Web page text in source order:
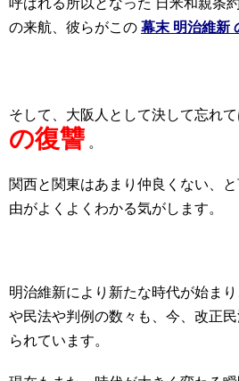
呼ばれる所以となった 日米和親条
の来航、彼らがこの 幕末 明治維新
そして、大阪人として決して忘れ
の復讐 。
関西と関東はあまり仲良くない、
由がよくよくわかる気がします。
明治維新により新たな時代が始ま
や民法や判例の数々も、 今、改正
られています。